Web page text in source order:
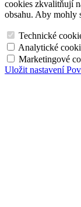
cookies zkvalitňují
obsahu. Aby mohly
Technické
Analytické
Marketingové
Uložit nastavení